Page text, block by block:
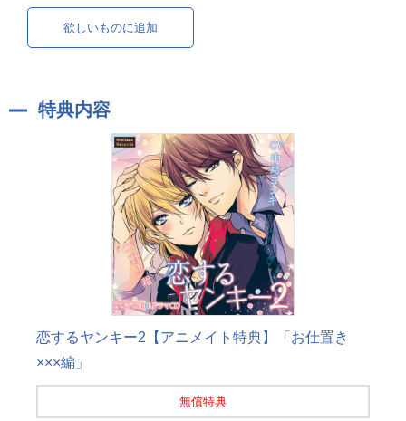
欲しいものに追加
特典内容
恋するヤンキー2【アニメイト特典】「お仕置き
×××編」
無償特典